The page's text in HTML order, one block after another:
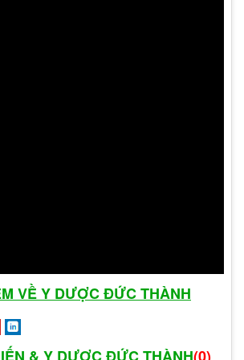
mạc, viêm kết mạc, hoặc thậm
các vùng da khác trên cơ thể:
sùi mào gà có thể lây lan sang
trên cơ thể, chẳng hạn như
VỀ Y DƯỢC ĐỨC THÀNH